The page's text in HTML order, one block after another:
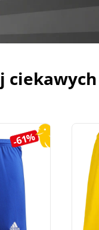
-61%